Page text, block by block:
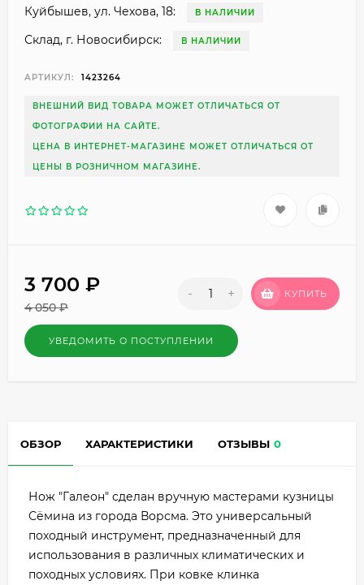
Куйбышев, ул. Чехова, 18: В НАЛИЧИИ
Склад, г. Новосибирск: В НАЛИЧИИ
АРТИКУЛ: 1423264
ВНЕШНИЙ ВИД ТОВАРА МОЖЕТ ОТЛИЧАТЬСЯ ОТ
ФОТОГРАФИИ НА САЙТЕ.
ЦЕНА В ИНТЕРНЕТ-МАГАЗИНЕ МОЖЕТ ОТЛИЧАТЬСЯ ОТ
ЦЕНЫ В РОЗНИЧНОМ МАГАЗИНЕ.
3 700 ₽
4 050₽
- + КУПИТЬ
УВЕДОМИТЬ О ПОСТУПЛЕНИИ
ОБЗОР ХАРАКТЕРИСТИКИ ОТЗЫВЫ 0
Нож "Галеон" сделан вручную мастерами кузницы
Сёмина из города Ворсма. Это универсальный
походный инструмент, предназначенный для
использования в различных климатических и
походных условиях. При ковке клинка